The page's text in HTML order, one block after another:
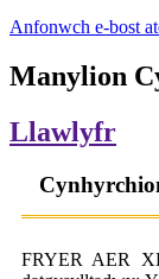
Anfonwch e-bost
Manylion
Llawlyfr
FRYER AER